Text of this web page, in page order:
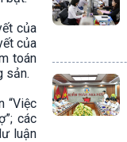
của
của
toán
sản.
“Việc
các
luận